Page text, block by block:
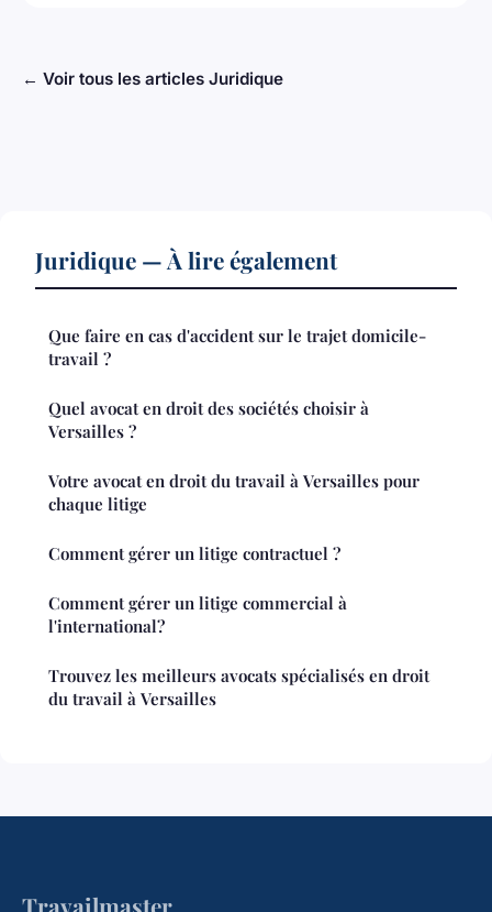
← Voir tous les articles Juridique
Juridique — À lire également
Que faire en cas d'accident sur le trajet domicile-
travail ?
Quel avocat en droit des sociétés choisir à
Versailles ?
Votre avocat en droit du travail à Versailles pour
chaque litige
Comment gérer un litige contractuel ?
Comment gérer un litige commercial à
l'international?
Trouvez les meilleurs avocats spécialisés en droit
du travail à Versailles
Travailmaster